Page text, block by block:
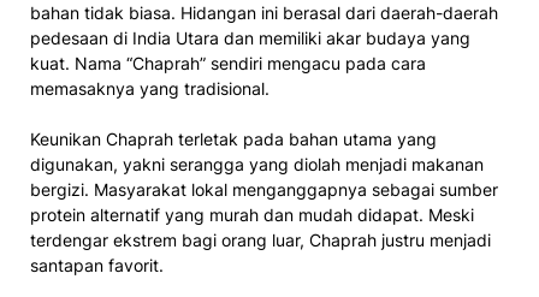
bahan tidak biasa. Hidangan ini berasal dari daerah-daerah
pedesaan di India Utara dan memiliki akar budaya yang
kuat. Nama “Chaprah” sendiri mengacu pada cara
memasaknya yang tradisional.
Keunikan Chaprah terletak pada bahan utama yang
digunakan, yakni serangga yang diolah menjadi makanan
bergizi. Masyarakat lokal menganggapnya sebagai sumber
protein alternatif yang murah dan mudah didapat. Meski
terdengar ekstrem bagi orang luar, Chaprah justru menjadi
santapan favorit.